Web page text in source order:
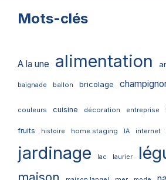
Mots-clés
A la une alimentation
baignade ballon bricolage
couleurs cuisine décoration entreprise
fruits histoire home staging IA internet
jardinage lac laurier